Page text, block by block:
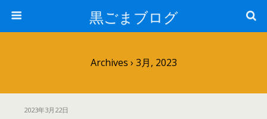
黒ごまブログ
Archives › 3月, 2023
2023年3月22日